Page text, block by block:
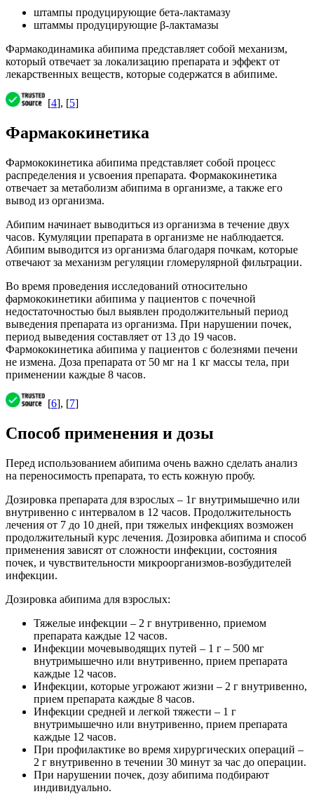
штампы продуцирующие бета-лактамазу
штаммы продуцирующие β-лактамазы
Фармакодинамика абипима представляет собой механизм,
который отвечает за локализацию препарата и эффект от
лекарственных веществ, которые содержатся в абипиме.
[4], [5]
Фармакокинетика
Фармококинетика абипима представляет собой процесс
распределения и усвоения препарата. Формакокинетика
отвечает за метаболизм абипима в организме, а также его
вывод из организма.
Абипим начинает выводиться из организма в течение двух
часов. Кумуляции препарата в организме не наблюдается.
Абипим выводится из организма благодаря почкам, которые
отвечают за механизм регуляции гломерулярной фильтрации.
Во время проведения исследований относительно
фармококинетики абипима у пациентов с почечной
недостаточностью был выявлен продолжительный период
выведения препарата из организма. При нарушении почек,
период выведения составляет от 13 до 19 часов.
Фармококинетика абипима у пациентов с болезнями печени
не измена. Доза препарата от 50 мг на 1 кг массы тела, при
применении каждые 8 часов.
[6], [7]
Способ применения и дозы
Перед использованием абипима очень важно сделать анализ
на переносимость препарата, то есть кожную пробу.
Дозировка препарата для взрослых – 1г внутримышечно или
внутривенно с интервалом в 12 часов. Продолжительность
лечения от 7 до 10 дней, при тяжелых инфекциях возможен
продолжительный курс лечения. Дозировка абипима и способ
применения зависят от сложности инфекции, состояния
почек, и чувствительности микроорганизмов-возбудителей
инфекции.
Дозировка абипима для взрослых:
Тяжелые инфекции – 2 г внутривенно, приемом
препарата каждые 12 часов.
Инфекции мочевыводящих путей – 1 г – 500 мг
внутримышечно или внутривенно, прием препарата
каждые 12 часов.
Инфекции, которые угрожают жизни – 2 г внутривенно,
прием препарата каждые 8 часов.
Инфекции средней и легкой тяжести – 1 г
внутримышечно или внутривенно, прием препарата
каждые 12 часов.
При профилактике во время хирургических операций –
2 г внутривенно в течении 30 минут за час до операции.
При нарушении почек, дозу абипима подбирают
индивидуально.